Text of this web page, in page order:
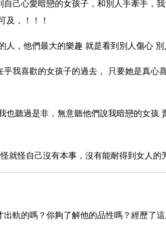
自己心愛暗戀的女孩子，和別人手牽手，
及，！！！
人，他們最大的樂趣 就是看到別人傷心 別
乎我喜歡的女孩子的過去， 只要她是真心
也聽過是非，無意聽他們說我暗戀的女孩
就怪自己沒有本事，沒有能耐得到女人
出軌的嗎？你夠了解他的品性嗎？經歷了